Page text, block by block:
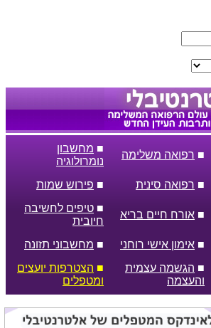
■ רפואה משלימה
■ מחשבון
נומרולוגיה
■ רפואה סינית ■ פירוש שמות
■ אורח חיים בריא
■ טיפים לחשיבה
חיובית
■ אימון אישי רוחני ■ מחשבוני תזונה
■ הגשמה עצמית
והעצמה
■ הצטרפות יועצים
ומטפלים